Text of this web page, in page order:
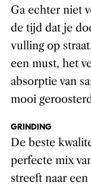
Ga echter niet
de tijd dat je
vulling op
een must, het
absorptie van
mooi
GRINDING
De beste
perfecte mix
streeft naar